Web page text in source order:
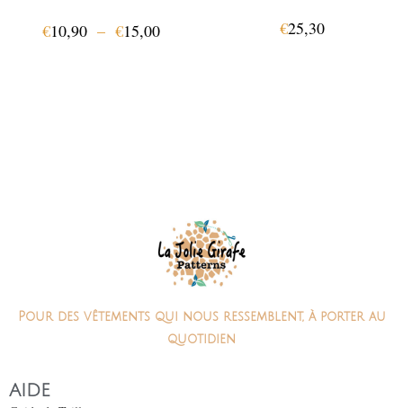
€10,90 – €15,00 €25,30
Pour des vêtements qui nous ressemblent, à porter au
quotidien
AIDE